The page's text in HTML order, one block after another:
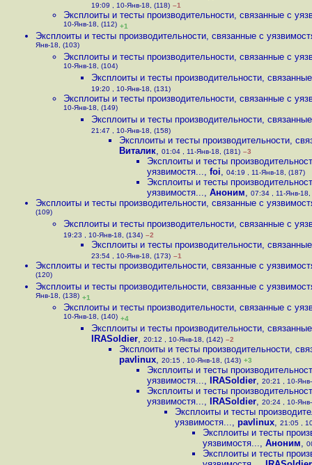
19:09 , 10-Янв-18, (118) –1
Эксплоиты и тесты производительности, связанные с
10-Янв-18, (112) +1
Эксплоиты и тесты производительности, связанные с
Янв-18, (103)
Эксплоиты и тесты производительности, связанные с
10-Янв-18, (104)
Эксплоиты и тесты производительности,
19:20 , 10-Янв-18, (131)
Эксплоиты и тесты производительности, связанные с
10-Янв-18, (149)
Эксплоиты и тесты производительности,
21:47 , 10-Янв-18, (158)
Эксплоиты и тесты производительности,
Виталик, 01:04 , 11-Янв-18, (181) –3
Эксплоиты и тесты
уязвимостя..., foi, 04:19 , 11-Янв-18, (187)
Эксплоиты и тесты
уязвимостя..., Аноним, 07:34 , 11-Янв-18,
Эксплоиты и тесты производительности, связанные с
(109)
Эксплоиты и тесты производительности, связанные с
19:23 , 10-Янв-18, (134) –2
Эксплоиты и тесты производительности,
23:54 , 10-Янв-18, (173) –1
Эксплоиты и тесты производительности, связанные с
(120)
Эксплоиты и тесты производительности, связанные с
Янв-18, (138) +1
Эксплоиты и тесты производительности, связанные с
10-Янв-18, (140) +4
Эксплоиты и тесты производительности,
IRASoldier, 20:12 , 10-Янв-18, (142) –2
Эксплоиты и тесты производительности,
pavlinux, 20:15 , 10-Янв-18, (143) +3
Эксплоиты и тесты
уязвимостя..., IRASoldier, 20:21 , 10-
Эксплоиты и тесты
уязвимостя..., IRASoldier, 20:24 , 10-
Эксплоиты и тесты
уязвимостя..., pavlinux, 21:05 ,
Эксплоиты и тесты
уязвимостя..., Аноним,
Эксплоиты и тесты